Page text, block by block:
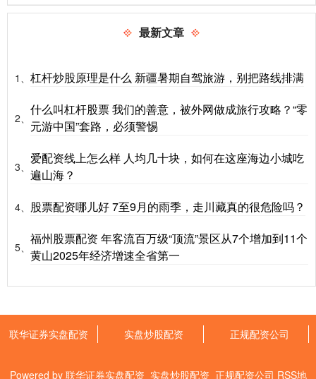
最新文章
1、 杠杆炒股原理是什么 新疆暑期自驾旅游，别把路线排满
2、
什么叫杠杆股票 我们的善意，被外网做成旅行攻略？“零
元游中国”套路，必须警惕
3、
爱配资线上怎么样 人均几十块，如何在这座海边小城吃
遍山海？
4、 股票配资哪儿好 7至9月的雨季，走川藏真的很危险吗？
5、
福州股票配资 年客流百万级“顶流”景区从7个增加到11个
黄山 2025年经济增速全省第一
联华证券实盘配资 实盘炒股配资 正规配资公司
Powered by 联华证券实盘配资_实盘炒股配资_正规配资公司 RSS地